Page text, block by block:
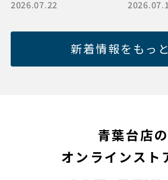
ー違いで勢揃い！トレフ
2026.07.22
新着情報をもっ
青葉台店の
オンラインスト